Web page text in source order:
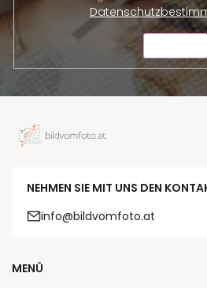
NEHMEN SIE MIT UNS DEN
info@bildvomfoto.at
MENÜ